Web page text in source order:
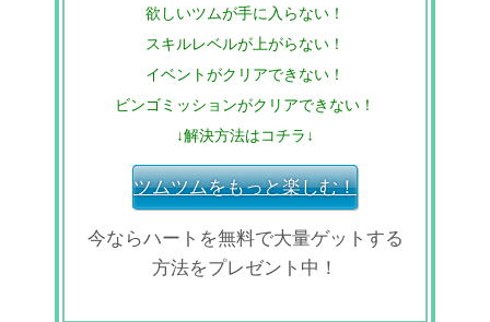
欲しいツムが手に入らない！
スキルレベルが上がらない！
イベントがクリアできない！
ビンゴミッションがクリアできない！
↓解決方法はコチラ↓
ツムツムをもっと楽しむ！
今ならハートを無料で大量ゲットする
方法をプレゼント中！